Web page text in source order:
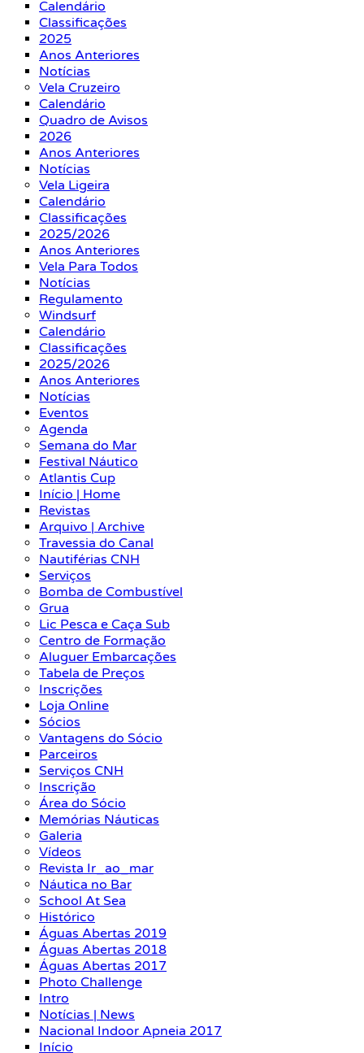
Calendário
Classificações
2025
Anos Anteriores
Notícias
Vela Cruzeiro
Calendário
Quadro de Avisos
2026
Anos Anteriores
Notícias
Vela Ligeira
Calendário
Classificações
2025/2026
Anos Anteriores
Vela Para Todos
Notícias
Regulamento
Windsurf
Calendário
Classificações
2025/2026
Anos Anteriores
Notícias
Eventos
Agenda
Semana do Mar
Festival Náutico
Atlantis Cup
Início | Home
Revistas
Arquivo | Archive
Travessia do Canal
Nautiférias CNH
Serviços
Bomba de Combustível
Grua
Lic Pesca e Caça Sub
Centro de Formação
Aluguer Embarcações
Tabela de Preços
Inscrições
Loja Online
Sócios
Vantagens do Sócio
Parceiros
Serviços CNH
Inscrição
Área do Sócio
Memórias Náuticas
Galeria
Vídeos
Revista Ir_ao_mar
Náutica no Bar
School At Sea
Histórico
Águas Abertas 2019
Águas Abertas 2018
Águas Abertas 2017
Photo Challenge
Intro
Notícias | News
Nacional Indoor Apneia 2017
Início